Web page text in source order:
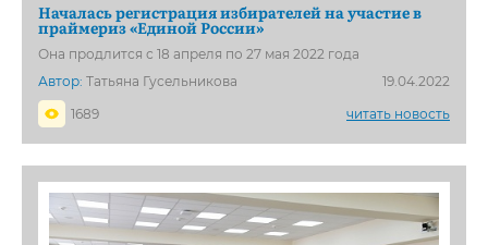
Началась регистрация избирателей на участие в
праймериз «Единой России»
Она продлится с 18 апреля по 27 мая 2022 года
Автор: Татьяна Гусельникова
19.04.2022
1689
читать новость